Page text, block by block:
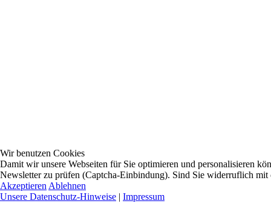
Wir benutzen Cookies
Damit wir unsere Webseiten für Sie optimieren und personalisieren
Newsletter zu prüfen (Captcha-Einbindung). Sind Sie widerruflich mit
Akzeptieren Ablehnen
Unsere Datenschutz-Hinweise | Impressum